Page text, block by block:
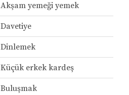
Akşam yemeği yemek
Davetiye
Dinlemek
Küçük erkek kardeş
Buluşmak